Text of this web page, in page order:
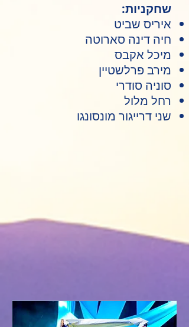
שחקניות:
איריס שביט
חיה דינה סארוטה
מיכל אקבס
מירב פרלשטיין
סוניה סודרי
רחל מלול
שני דרייגור מונסונגו